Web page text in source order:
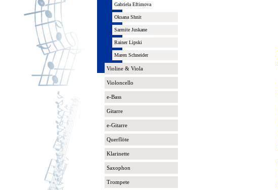
Gabriela Eftimova
Oksana Shnit
Sarmite Juskane
Rainer Lipski
Maren Schneider
Violine & Viola
Violoncello
e-Bass
Gitarre
e-Gitarre
Querflöte
Klarinette
Saxophon
Trompete